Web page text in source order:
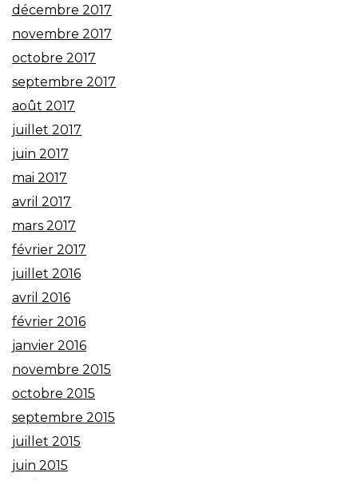
décembre 2017
novembre 2017
octobre 2017
septembre 2017
août 2017
juillet 2017
juin 2017
mai 2017
avril 2017
mars 2017
février 2017
juillet 2016
avril 2016
février 2016
janvier 2016
novembre 2015
octobre 2015
septembre 2015
juillet 2015
juin 2015